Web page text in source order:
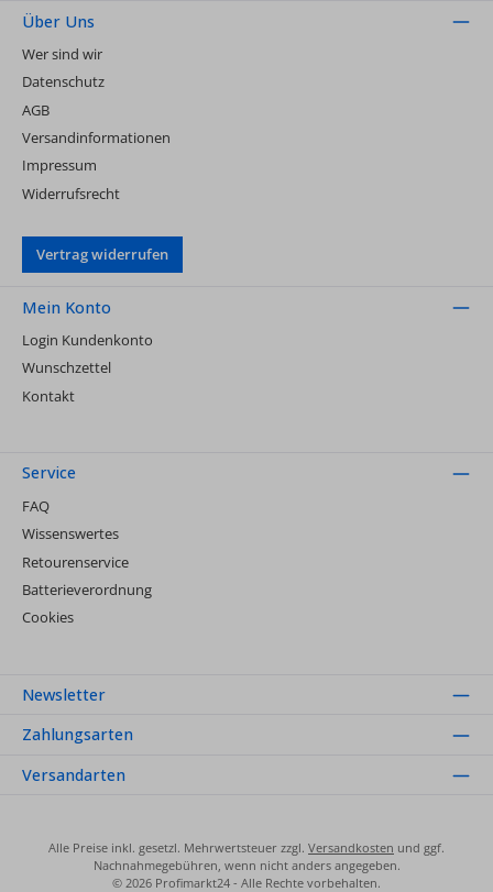
Über Uns
Wer sind wir
Datenschutz
AGB
Versandinformationen
Impressum
Widerrufsrecht
Vertrag widerrufen
Mein Konto
Login Kundenkonto
Wunschzettel
Kontakt
Service
FAQ
Wissenswertes
Retourenservice
Batterieverordnung
Cookies
Newsletter
Zahlungsarten
Versandarten
Alle Preise inkl. gesetzl. Mehrwertsteuer zzgl. Versandkosten und ggf.
Nachnahmegebühren, wenn nicht anders angegeben.
© 2026 Profimarkt24 - Alle Rechte vorbehalten.